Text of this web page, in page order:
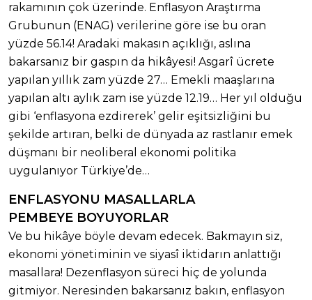
rakamının çok üzerinde. Enflasyon Araştırma
Grubunun (ENAG) verilerine göre ise bu oran
yüzde 56.14! Aradaki makasın açıklığı, aslına
bakarsanız bir gaspın da hikâyesi! Asgarî ücrete
yapılan yıllık zam yüzde 27… Emekli maaşlarına
yapılan altı aylık zam ise yüzde 12.19… Her yıl olduğu
gibi ‘enflasyona ezdirerek’ gelir eşitsizliğini bu
şekilde artıran, belki de dünyada az rastlanır emek
düşmanı bir neoliberal ekonomi politika
uygulanıyor Türkiye’de…
ENFLASYONU MASALLARLA
PEMBEYE BOYUYORLAR
Ve bu hikâye böyle devam edecek. Bakmayın siz,
ekonomi yönetiminin ve siyasî iktidarın anlattığı
masallara! Dezenflasyon süreci hiç de yolunda
gitmiyor. Neresinden bakarsanız bakın, enflasyon